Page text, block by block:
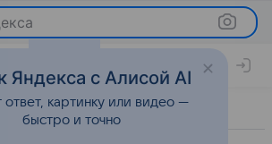
Яндекса с Алисой AI
ответ, картинку или видео —
быстро и точно